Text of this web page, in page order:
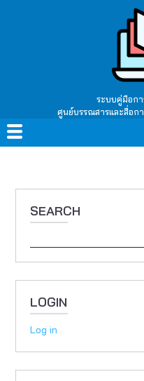
ระบบคู่มือก
ศูนย์บรรณสารและสื่อก
Main
SEARCH
LOGIN
Log in